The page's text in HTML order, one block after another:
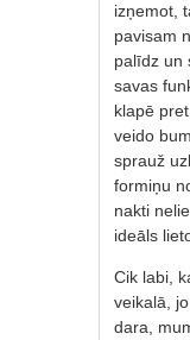
izņemot,
pavisam
palīdz un
savas
klapē
veido
sprauž
formiņu
nakti
ideāls
Cik labi,
veikalā,
dara,